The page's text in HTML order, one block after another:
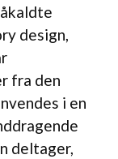
design,
fra den
i en
deltager,